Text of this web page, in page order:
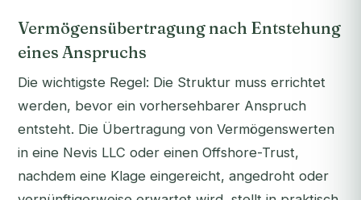
Vermögensübertragung nach Entstehung
eines Anspruchs
Die wichtigste Regel: Die Struktur muss errichtet
werden, bevor ein vorhersehbarer Anspruch
entsteht. Die Übertragung von Vermögenswerten
in eine Nevis LLC oder einen Offshore-Trust,
nachdem eine Klage eingereicht, angedroht oder